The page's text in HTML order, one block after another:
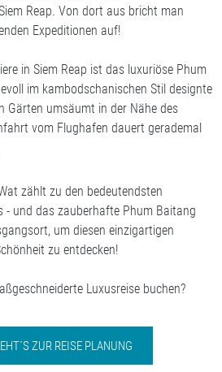
Reap. Von dort aus bricht man
Expeditionen auf!
in Siem Reap ist das luxuriöse Phum
im kambodschanischen Stil designte
Gärten umsäumt in der Nähe des
vom Flughafen dauert gerademal
zählt zu den bedeutendsten
- und das zauberhafte Phum Baitang
um diesen einzigartigen
zu entdecken!
Luxusreise buchen?
ZUR REISE PLANUNG